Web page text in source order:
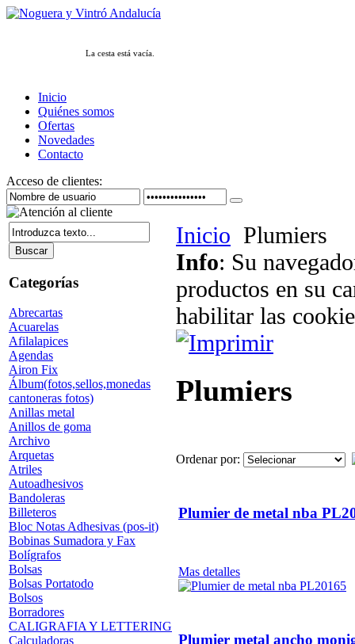
La cesta está vacía.
Inicio
Quiénes somos
Ofertas
Novedades
Contacto
Acceso de clientes:
Categorías
Abrecartas
Acuarelas
Afilalapices
Agendas
Airon Fix
Álbum(fotos,sellos,monedas
cantoneras fotos)
Anillas metal
Anillos de goma
Archivo
Arquetas
Atriles
Autoadhesivos
Bandoleras
Billeteros
Bloc Notas Adhesivas (pos-it)
Bobinas Sumadora y Fax
Bolígrafos
Bolsas
Bolsas Portatodo
Bolsos
Borradores
CALIGRAFIA Y LETTERING
Calculadoras
Inicio Plumiers
Info: Su
productos en su
habilitar las
Plumiers
Ordenar por:
Plumier de metal nba
Mas detalles
Plumier metal ancho